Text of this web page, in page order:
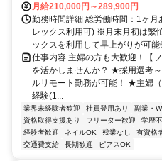
月給210,000円～289,900円
勤務時間詳細 総労働時間：1ヶ
レックス利用可) ※月末月初は繁
ックスを利用して早上がりが可
仕事内容 主婦の方も大歓迎！【
を活かしませんか？ ★採用選考
ルリモート勤務が可能！ ★主婦
経験(1...
業界未経験者歓迎 社員登用あり 副業・
資格取得支援あり
フリーター歓迎 学歴
経験者歓迎
ネイルOK 残業なし 有資格
交通費支給
長期歓迎 ピアスOK